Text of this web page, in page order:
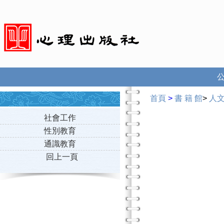
社會工作
性別教育
通識教育
回上一頁
首頁 > 書 籍 館> 人